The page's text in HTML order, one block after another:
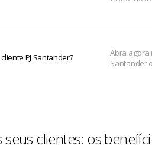
PJ Santander?
Abra agora
Santander
seus clientes: os